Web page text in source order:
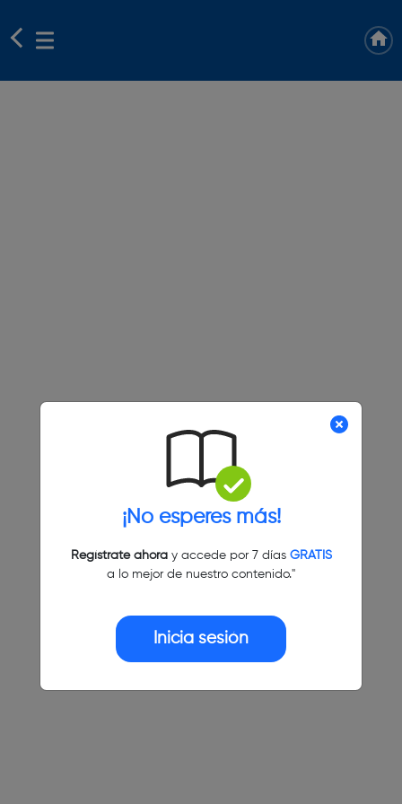
¡No esperes más!
Regístrate ahoray accede por 7 días GRATIS
a lo mejor de nuestro contenido."
Inicia sesión